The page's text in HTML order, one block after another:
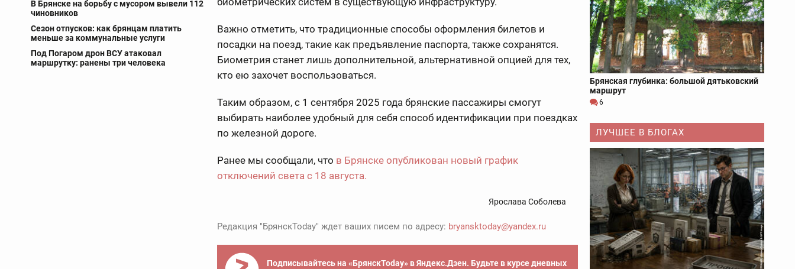
В Брянске на борьбу с мусором вывели 112
чиновников
Сезон отпусков: как брянцам платить
меньше за коммунальные услуги
Под Погаром дрон ВСУ атаковал
маршрутку: ранены три человека
Важно отметить, что традиционные способы оформления билетов и
посадки на поезд, такие как предъявление паспорта, также сохранятся.
Биометрия станет лишь дополнительной, альтернативной опцией для тех,
кто ею захочет воспользоваться.
Таким образом, с 1 сентября 2025 года брянские пассажиры смогут
выбирать наиболее удобный для себя способ идентификации при поездках
по железной дороге.
Ранее мы сообщали, что в Брянске опубликован новый график
отключений света с 18 августа.
Ярослава Соболева
Редакция "БрянскToday" ждет ваших писем по адресу: bryansktoday@yandex.ru
Подписывайтесь на «БрянскToday» в Яндекс.Дзен. Будьте в курсе дневных
Брянская глубинка: большой дятьковский
маршрут
6
ЛУЧШЕЕ В БЛОГАХ